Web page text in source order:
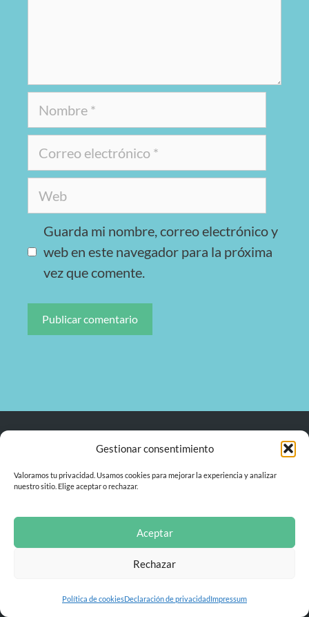
Gestionar consentimiento
Valoramos tu privacidad. Usamos cookies para mejorar la experiencia y analizar
nuestro sitio. Elige aceptar o rechazar.
Aceptar
Rechazar
Política de cookiesDeclaración de privacidadImpressum
Guarda mi nombre, correo electrónico y
web en este navegador para la próxima
vez que comente.
¿Tienes alguna sugerencia?